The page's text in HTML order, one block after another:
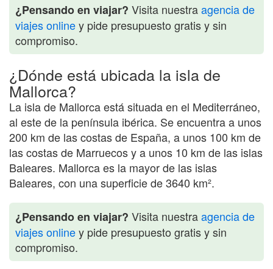
¿Pensando en viajar? Visita nuestraagencia de
viajes onliney pide presupuesto gratis y sin
compromiso.
¿Dónde está ubicada la isla de
Mallorca?
La isla de Mallorca está situada en el Mediterráneo,
al este de la península ibérica. Se encuentra a unos
200 km de las costas de España, a unos 100 km de
las costas de Marruecos y a unos 10 km de las islas
Baleares. Mallorca es la mayor de las islas
Baleares, con una superficie de 3640 km².
¿Pensando en viajar? Visita nuestraagencia de
viajes onliney pide presupuesto gratis y sin
compromiso.